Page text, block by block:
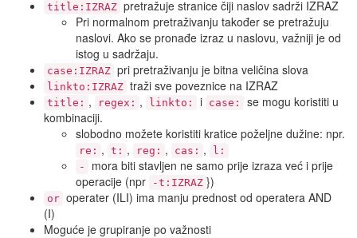
title:IZRAZ pretražuje stranice čiji naslov sadrži IZRAZ
Pri normalnom pretraživanju također se pretražuju
naslovi. Ako se pronađe izraz u naslovu, važniji je od
istog u sadržaju.
case:IZRAZ pri pretraživanju je bitna veličina slova
linkto:IZRAZ traži sve poveznice na IZRAZ
title: , regex: , linkto: i case:
se mogu koristiti u
kombinaciji.
slobodno možete koristiti kratice poželjne dužine: npr.
re: , t: , reg: , cas: ,
l:
-
mora biti stavljen ne samo prije izraza već i prije
operacije (npr
-t:IZRAZ })
or operater (ILI) ima manju prednost od operatera AND
(I)
Moguće je grupiranje po važnosti